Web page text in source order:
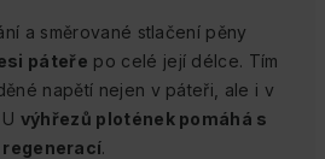
a směrované stlačení pěny
páteře po celé její délce. Tím
napětí nejen v páteři, ale i v
výhřezů plotének pomáhá s
regenerací.